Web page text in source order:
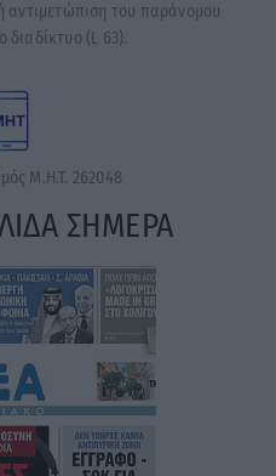
αντιμετώπιση του παράνομου
διαδίκτυο (L 63).
Μ.Η.Τ. 262048
ΣΗΜΕΡΑ